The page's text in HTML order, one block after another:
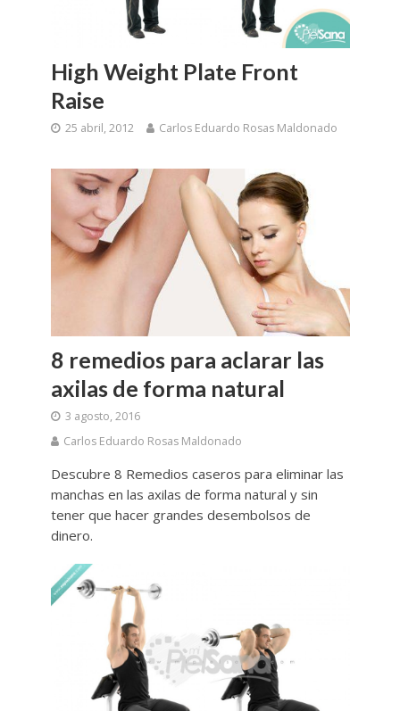
High Weight Plate Front
Raise
25 abril, 2012 Carlos Eduardo Rosas Maldonado
8 remedios para aclarar las
axilas de forma natural
3 agosto, 2016
Carlos Eduardo Rosas Maldonado
Descubre 8 Remedios caseros para eliminar las
manchas en las axilas de forma natural y sin
tener que hacer grandes desembolsos de
dinero.